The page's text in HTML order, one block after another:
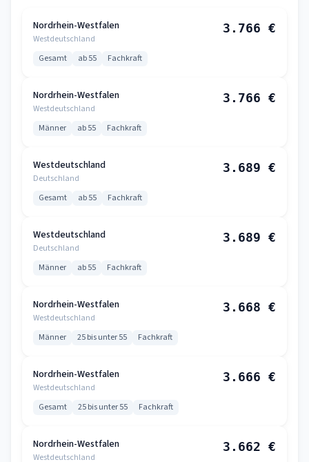
Nordrhein-Westfalen
Westdeutschland
3.766 €
Gesamt ab 55 Fachkraft
Nordrhein-Westfalen
Westdeutschland
3.766 €
Männer ab 55 Fachkraft
Westdeutschland
Deutschland
3.689 €
Gesamt ab 55 Fachkraft
Westdeutschland
Deutschland
3.689 €
Männer ab 55 Fachkraft
Nordrhein-Westfalen
Westdeutschland
3.668 €
Männer 25 bis unter 55 Fachkraft
Nordrhein-Westfalen
Westdeutschland
3.666 €
Gesamt 25 bis unter 55 Fachkraft
Nordrhein-Westfalen
Westdeutschland
3.662 €